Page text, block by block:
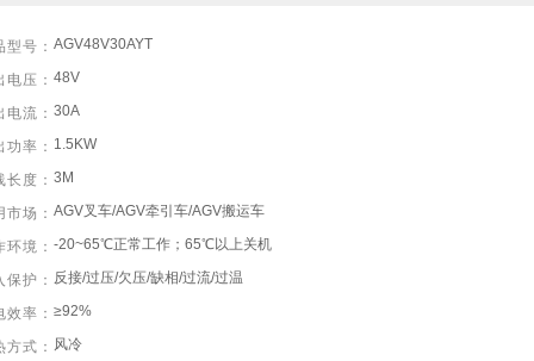
型号： AGV48V30AYT
压： 48V
流： 30A
率： 1.5KW
长度： 3M
市场： AGV叉车/AGV牵引车/AGV搬运车
环境： -20~65℃正常工作；65℃以上关机
保护： 反接/过压/欠压/缺相/过流/过温
效率： ≥92%
方式： 风冷